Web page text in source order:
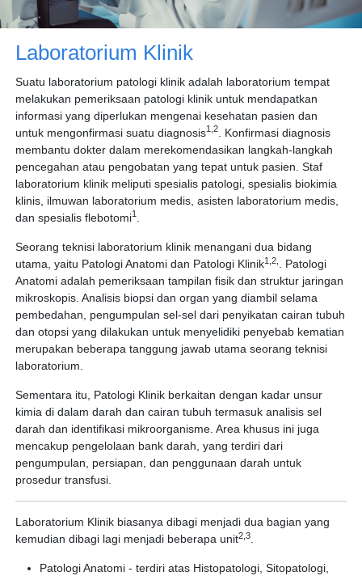
Laboratorium Klinik
Suatu laboratorium patologi klinik adalah laboratorium tempat
melakukan pemeriksaan patologi klinik untuk mendapatkan
informasi yang diperlukan mengenai kesehatan pasien dan
untuk mengonfirmasi suatu diagnosis1,2. Konfirmasi diagnosis
membantu dokter dalam merekomendasikan langkah-langkah
pencegahan atau pengobatan yang tepat untuk pasien. Staf
laboratorium klinik meliputi spesialis patologi, spesialis biokimia
klinis, ilmuwan laboratorium medis, asisten laboratorium medis,
dan spesialis flebotomi1.
Seorang teknisi laboratorium klinik menangani dua bidang
utama, yaitu Patologi Anatomi dan Patologi Klinik1,2,
. Patologi
Anatomi adalah pemeriksaan tampilan fisik dan struktur jaringan
mikroskopis. Analisis biopsi dan organ yang diambil selama
pembedahan, pengumpulan sel-sel dari penyikatan cairan tubuh
dan otopsi yang dilakukan untuk menyelidiki penyebab kematian
merupakan beberapa tanggung jawab utama seorang teknisi
laboratorium.
Sementara itu, Patologi Klinik berkaitan dengan kadar unsur
kimia di dalam darah dan cairan tubuh termasuk analisis sel
darah dan identifikasi mikroorganisme. Area khusus ini juga
mencakup pengelolaan bank darah, yang terdiri dari
pengumpulan, persiapan, dan penggunaan darah untuk
prosedur transfusi.
Laboratorium Klinik biasanya dibagi menjadi dua bagian yang
kemudian dibagi lagi menjadi beberapa unit2,3.
Patologi Anatomi - terdiri atas Histopatologi, Sitopatologi,